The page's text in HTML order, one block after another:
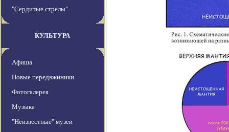
"Сердитые стрелы"
КУЛЬТУРА
Афиша
Новые передвжиники
Фотогалерея
Музыка
"Неизвестные" музеи